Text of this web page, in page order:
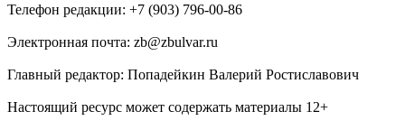
Телефон редакции: +7 (903) 796-00-86
Электронная почта: zb@zbulvar.ru
Главный редактор: Попадейкин Валерий Ростиславович
Настоящий ресурс может содержать материалы 12+